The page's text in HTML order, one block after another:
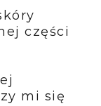
części
mi się